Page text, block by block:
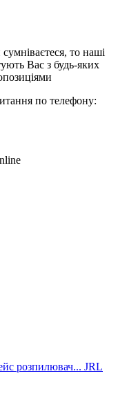
то наші
Вас з будь-яких
по телефону:
розпилювач... JRL